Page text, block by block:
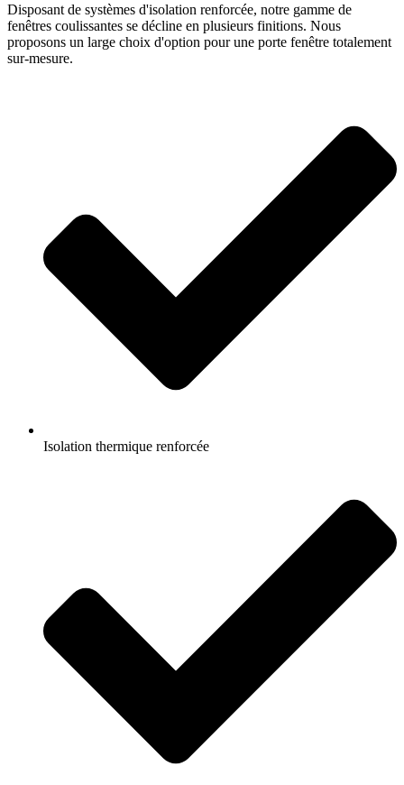
Disposant de systèmes d'isolation renforcée, notre gamme de
fenêtres coulissantes se décline en plusieurs finitions. Nous
proposons un large choix d'option pour une porte fenêtre totalement
sur-mesure.
Isolation thermique renforcée